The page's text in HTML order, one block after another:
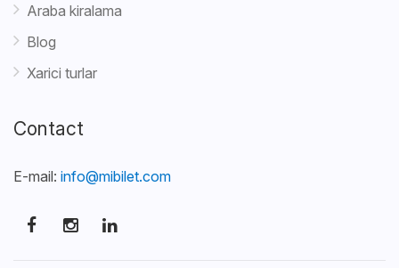
Araba kiralama
Blog
Xarici turlar
Contact
E-mail: info@mibilet.com